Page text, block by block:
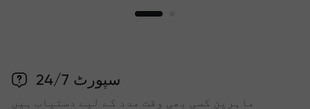
سپورٹ 24/7
ماہرین کسی بھی وقت مدد کے لیے دستیاب ہیں